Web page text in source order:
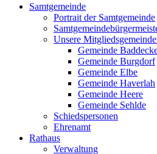
Samtgemeinde
Portrait der Samtgemeinde
Unsere
Gemeinde
Gemeinde Burgdorf
Gemeinde Elbe
Gemeinde Haverlah
Gemeinde Heere
Gemeinde Sehlde
Schiedspersonen
Ehrenamt
Rathaus
Verwaltung